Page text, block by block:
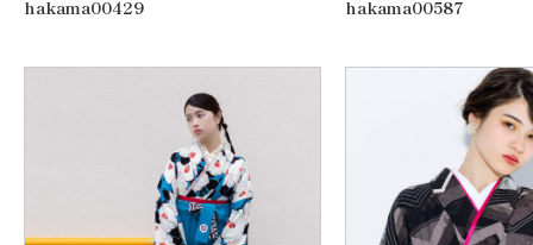
hakama00429 hakama00587